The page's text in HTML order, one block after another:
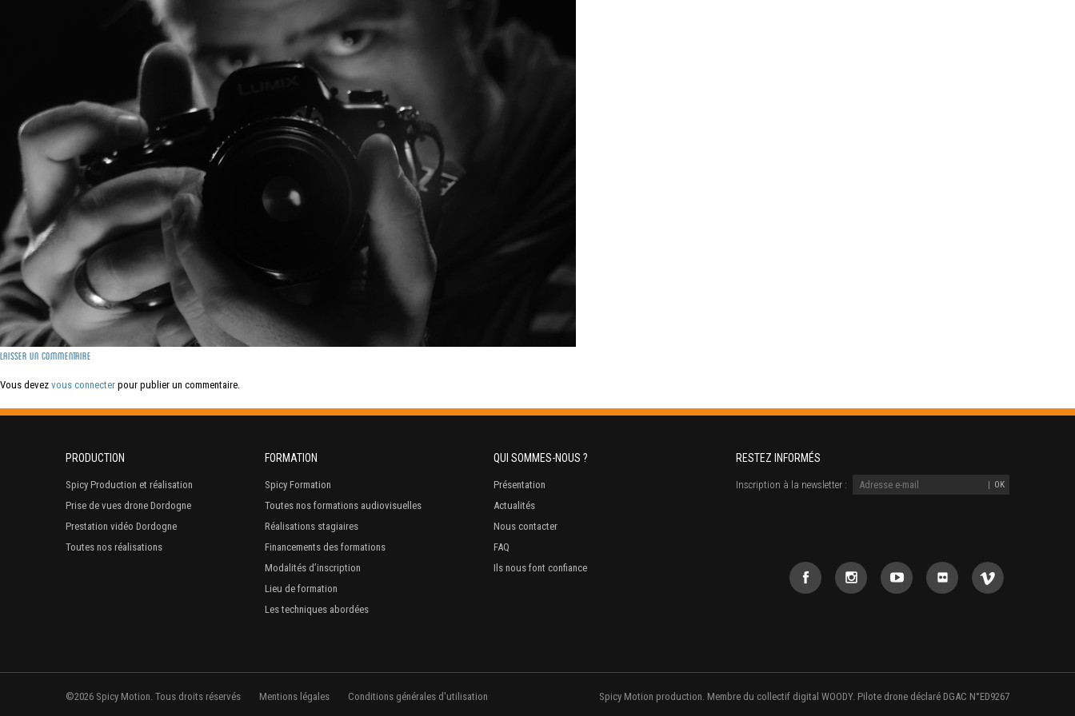
Laisser un commentaire
Vous devez vous connecter pour publier un commentaire.
PRODUCTION
Spicy Production et réalisation
Prise de vues drone Dordogne
Prestation vidéo Dordogne
Toutes nos réalisations
FORMATION
Spicy Formation
Toutes nos formations audiovisuelles
Réalisations stagiaires
Financements des formations
Modalités d’inscription
Lieu de formation
Les techniques abordées
QUI SOMMES-NOUS ?
Présentation
Actualités
Nous contacter
FAQ
Ils nous font confiance
RESTEZ INFORMÉS
Inscription à la newsletter :
©2026 Spicy Motion. Tous droits réservés Mentions légales Conditions générales d'utilisation Spicy Motion production. Membre du collectif digital WOODY. Pilote drone déclaré DGAC N°ED9267